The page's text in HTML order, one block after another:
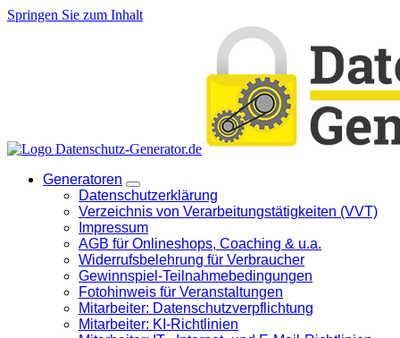
Springen Sie zum Inhalt
Generatoren
Datenschutzerklärung
Verzeichnis von Verarbeitungstätigkeiten (VVT)
Impressum
AGB für Onlineshops, Coaching & u.a.
Widerrufsbelehrung für Verbraucher
Gewinnspiel-Teilnahmebedingungen
Fotohinweis für Veranstaltungen
Mitarbeiter: Datenschutzverpflichtung
Mitarbeiter: KI-Richtlinien